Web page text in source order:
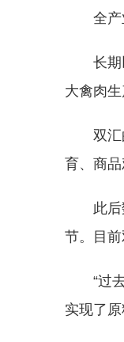
全
长
大禽肉
双
育、商
此
节。目
“过
实现了